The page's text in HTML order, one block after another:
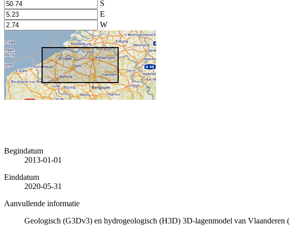
S
E
W
Begindatum
2013-01-01
Einddatum
2020-05-31
Aanvullende informatie
Geologisch (G3Dv3) en hydrogeologisch (H3D) 3D-lagenmodel van Vlaanderen (